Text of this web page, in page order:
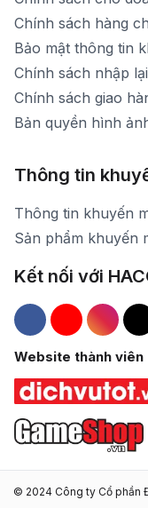
Chính sách hàng
Bảo mật thông tin
Chính sách nhập
Chính sách giao
Bản quyền hình
Thông tin
Thông tin khuyến
Sản phẩm khuyến
Kết nối với
HacomHacom
Website thành viên
© 2024 Công ty Cổ phần